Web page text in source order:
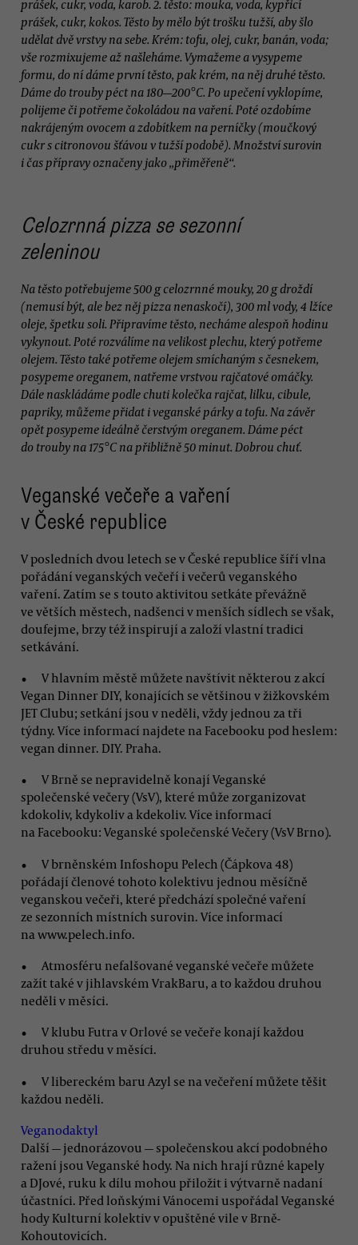
prášek, cukr, voda, karob. 2. těsto: mouka, voda, kypřicí
prášek, cukr, kokos. Těsto by mělo být trošku tužší, aby šlo
udělat dvě vrstvy na sebe. Krém: tofu, olej, cukr, banán, voda;
vše rozmixujeme až našleháme. Vymažeme a vysypeme
formu, do ní dáme první těsto, pak krém, na něj druhé těsto.
Dáme do trouby péct na 180—200°C. Po upečení vyklopíme,
polijeme či potřeme čokoládou na vaření. Poté ozdobíme
nakrájeným ovocem a zdobítkem na perníčky (moučkový
cukr s citronovou šťávou v tužší podobě). Množství surovin
i čas přípravy označeny jako „přiměřeně“.
Celozrnná pizza se sezonní
zeleninou
Na těsto potřebujeme 500 g celozrnné mouky, 20 g droždí
(nemusí být, ale bez něj pizza nenaskočí), 300 ml vody, 4 lžíce
oleje, špetku soli. Připravíme těsto, necháme alespoň hodinu
vykynout. Poté rozválíme na velikost plechu, který potřeme
olejem. Těsto také potřeme olejem smíchaným s česnekem,
posypeme oreganem, natřeme vrstvou rajčatové omáčky.
Dále naskládáme podle chuti kolečka rajčat, lilku, cibule,
papriky, můžeme přidat i veganské párky a tofu. Na závěr
opět posypeme ideálně čerstvým oreganem. Dáme péct
do trouby na 175°C na přibližně 50 minut. Dobrou chuť.
Veganské večeře a vaření
v České republice
V posledních dvou letech se v České republice šíří vlna
pořádání veganských večeří i večerů veganského
vaření. Zatím se s touto aktivitou setkáte převážně
ve větších městech, nadšenci v menších sídlech se však,
doufejme, brzy též inspirují a založí vlastní tradici
setkávání.
V hlavním městě můžete navštívit některou z akcí
Vegan Dinner DIY, konajících se většinou v žižkovském
JET Clubu; setkání jsou v neděli, vždy jednou za tři
týdny. Více informací najdete na Facebooku pod heslem:
vegan dinner. DIY. Praha.
V Brně se nepravidelně konají Veganské
společenské večery (VsV), které může zorganizovat
kdokoliv, kdykoliv a kdekoliv. Více informací
na Facebooku: Veganské společenské Večery (VsV Brno).
V brněnském Infoshopu Pelech (Čápkova 48)
pořádají členové tohoto kolektivu jednou měsíčně
veganskou večeři, které předchází společné vaření
ze sezonních místních surovin. Více informací
na www.pelech.info.
Atmosféru nefalšované veganské večeře můžete
zažít také v jihlavském VrakBaru, a to každou druhou
neděli v měsíci.
V klubu Futra v Orlové se večeře konají každou
druhou středu v měsíci.
V libereckém baru Azyl se na večeření můžete těšit
každou neděli.
Veganodaktyl
Další — jednorázovou — společenskou akcí podobného
ražení jsou Veganské hody. Na nich hrají různé kapely
a DJové, ruku k dílu mohou přiložit i výtvarně nadaní
účastníci. Před loňskými Vánocemi uspořádal Veganské
hody Kulturní kolektiv v opuštěné vile v Brně-
Kohoutovicích.